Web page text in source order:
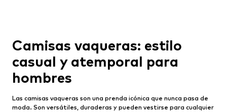
Camisas vaqueras: estilo
casual y atemporal para
hombres
Las camisas vaqueras son una prenda icónica que nunca pasa de
moda. Son versátiles, duraderas y pueden vestirse para cualquier